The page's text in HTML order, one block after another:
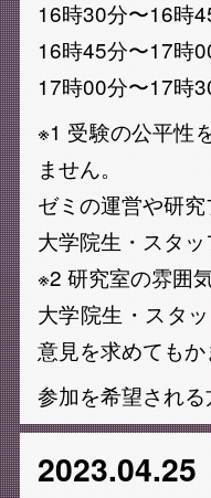
16時30分〜16
16時45分〜17時
17時00分〜17時
※1 受験の公平性
ません。
ゼミの運営や研
大学院生・スタ
※2 研究室の雰囲
大学院生・スタ
意見を求めてもか
参加を希望される
2023.04.25